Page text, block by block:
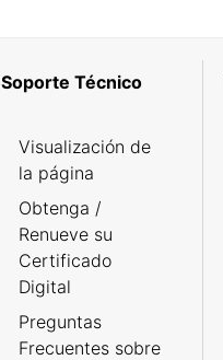
Soporte Técnico
Visualización de
la página
Obtenga /
Renueve su
Certificado
Digital
Preguntas
Frecuentes sobre